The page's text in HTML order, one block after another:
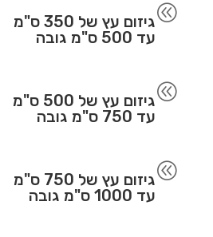
@
גיזום עץ של 350 ס"מ
עד 500 ס"מ גובה
@
גיזום עץ של 500 ס"מ
עד 750 ס"מ גובה
@
גיזום עץ של 750 ס"מ
עד 1000 ס"מ גובה